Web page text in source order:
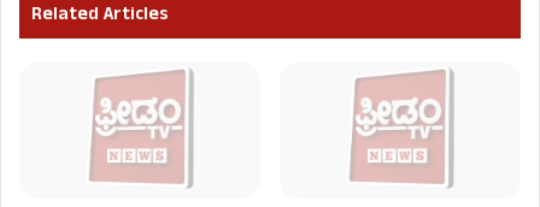
Related Articles